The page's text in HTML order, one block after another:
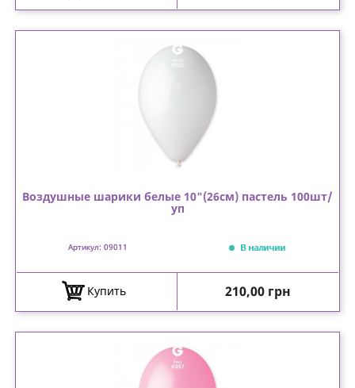
Воздушные шарики белые 10"(26см) пастель 100шт/
уп
Артикул: 09011 В наличии
Купить Цена
210,00 грн